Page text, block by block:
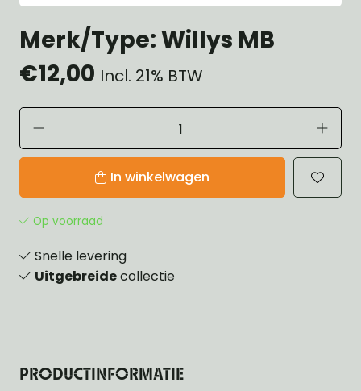
Merk/Type: Willys MB
€12,00 Incl. 21% BTW
In winkelwagen
Op voorraad
Snelle levering
Uitgebreidecollectie
PRODUCTINFORMATIE